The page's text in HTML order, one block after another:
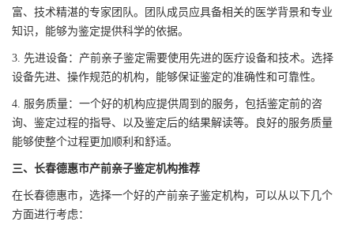
富、技术精湛的专家团队。团队成员应具备相关的医学背景和专业
知识，能够为鉴定提供科学的依据。
3. 先进设备：产前亲子鉴定需要使用先进的医疗设备和技术。选择
设备先进、操作规范的机构，能够保证鉴定的准确性和可靠性。
4. 服务质量：一个好的机构应提供周到的服务，包括鉴定前的咨
询、鉴定过程的指导、以及鉴定后的结果解读等。良好的服务质量
能够使整个过程更加顺利和舒适。
三、长春德惠市产前亲子鉴定机构推荐
在长春德惠市，选择一个好的产前亲子鉴定机构，可以从以下几个
方面进行考虑：